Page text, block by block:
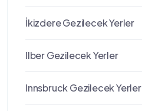
İkizdere Gezilecek Yerler
Ilber Gezilecek Yerler
Innsbruck Gezilecek Yerler